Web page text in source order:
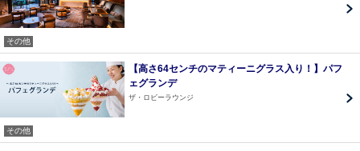
その他
【高さ64センチのマティーニグラス入り！】パフ
ェグランデ
ザ・ロビーラウンジ
その他